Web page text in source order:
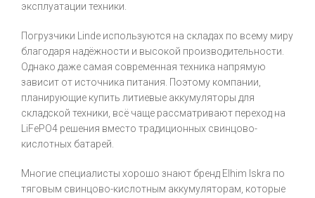
эксплуатации техники.
Погрузчики Linde используются на складах по всему миру
благодаря надёжности и высокой производительности.
Однако даже самая современная техника напрямую
зависит от источника питания. Поэтому компании,
планирующие купить литиевые аккумуляторы для
складской техники, всё чаще рассматривают переход на
LiFePO4 решения вместо традиционных свинцово-
кислотных батарей.
Многие специалисты хорошо знают бренд Elhim Iskra по
тяговым свинцово-кислотным аккумуляторам, которые